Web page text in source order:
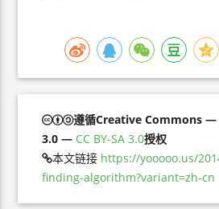
遵循Creative Commons —
3.0 — CC BY-SA 3.0授权
本文链接 https://yooooo.us/
finding-algorithm?variant=zh-cn